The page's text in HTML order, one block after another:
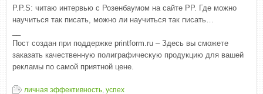
P.P.S: читаю интервью с Розенбаумом на сайте РР. Где можно
научиться так писать, можно ли научиться так писать…
Пост создан при поддержке printform.ru – Здесь вы сможете
заказать качественную полиграфическую продукцию для вашей
рекламы по самой приятной цене.
личная эффективность, успех